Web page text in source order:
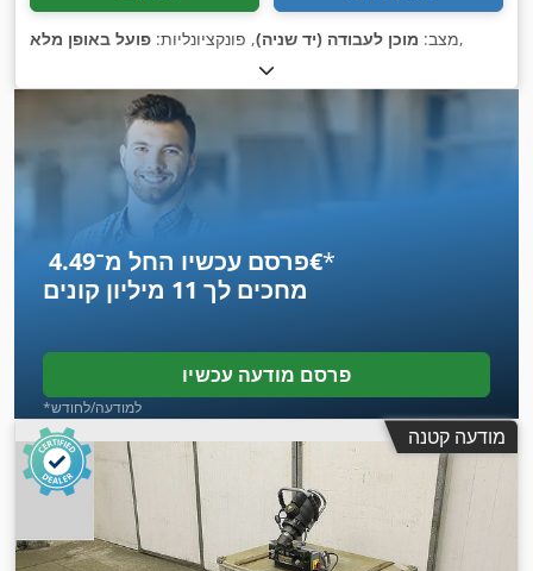
מצב: מוכן לעבודה (יד שניה), פונקציונליות: פועל באופן מלא ,
פרסם עכשיו החל מ־‏4.49 ‏€*
מחכים לך 11 מיליון קונים
פרסם מודעה עכשיו
*למודעה/לחודש
מודעה קטנה